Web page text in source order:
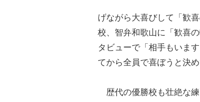
げながら大喜びして「歓
校、智弁和歌山に「歓喜
タビューで「相手もいま
てから全員で喜ぼうと決
歴代の優勝校も壮絶な